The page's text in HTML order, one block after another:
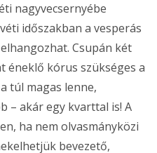
nagyvecsernyébe
időszakban a vesperás
Csupán két
éneklő kórus szükséges a
túl magas lenne,
– akár egy kvarttal is! A
ha nem olvasmányközi
bevezető,